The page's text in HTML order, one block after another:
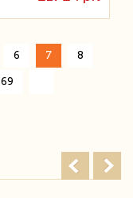
6 7 8
69